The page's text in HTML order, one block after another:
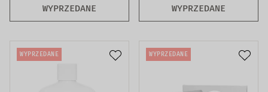
WYPRZEDANE WYPRZEDANE
WYPRZEDANE WYPRZEDANE